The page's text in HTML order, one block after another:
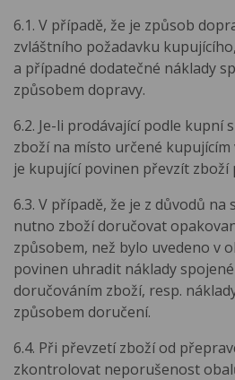
6.1. V případě, že je způsob
zvláštního požadavku
a případné dodatečné náklady
způsobem dopravy.
6.2. Je-li prodávající podle kupní
zboží na místo určené kupujícím
je kupující povinen převzít zboží
6.3. V případě, že je z důvodů
nutno zboží doručovat
způsobem, než bylo uvedeno v
povinen uhradit náklady
doručováním zboží, resp.
způsobem doručení.
6.4. Při převzetí zboží od
zkontrolovat neporušenost